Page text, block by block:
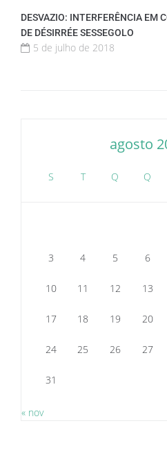
DESVAZIO: INTERFERÊNCIA EM
DE DÉSIRRÉE SESSEGOLO
5 de julho de 2018
agosto
S T Q Q
3 4 5 6
10 11 12 13
17 18 19 20
24 25 26 27
31
« nov